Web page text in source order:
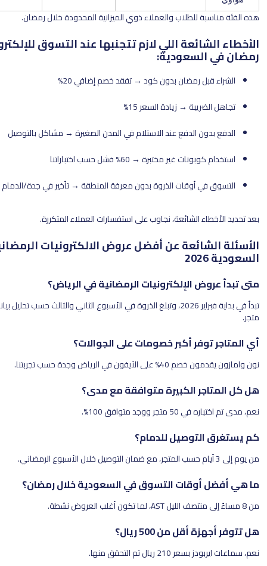
للطلاب والعملاء ذوي الميزانية المحدودة خلال رمضان.
اللي لازم تتجنبها عند التسوق للإلكترونيات خلال
رمضان بدون كود → تفقد خصم إضافي 20%
→ زيادة السعر 15%
الدفع عند الاستلام في المدن الصغيرة → مشاكل بالتوصيل
مختبرة → 60% فشل حسب اختباراتنا
أوقات الذروة بدون معرفة المنطقة → تأخير في جدة/الدمام
الشائعة، نجاوب على استفسارات العملاء المتكررة.
عن أفضل عروض الالكترونيات الرمضانية في
الإلكترونيات الرمضانية في الرياض؟
تبدأ في بداية فبراير 2026، وتبلغ الذروة في الأسبوع الثاني والثالث حسب تحليل بيانات أكثر من 50
أكبر خصومات على الجوالات؟
وجدة حسب تجربتنا.
الكبيرة متوافقة مع مدى؟
متوافق 100%.
للدمام؟
التسوق في السعودية خلال رمضان؟
من 500 ريال؟
تم التحقق منها.